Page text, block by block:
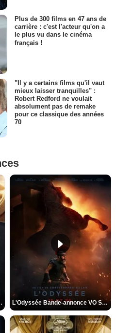
Plus de 300 films en 47 ans de
carrière : c'est l'acteur qu'on a
le plus vu dans le cinéma
français !
"Il y a certains films qu'il vaut
mieux laisser tranquilles" :
Robert Redford ne voulait
absolument pas de remake
pour ce classique des années
70
VO STFR L'Odyssée Bande-annonce VO STFR